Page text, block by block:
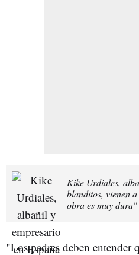
Kike Urdiales,
blanditos, vienen
obra es muy dura"
"Los padres deben entender